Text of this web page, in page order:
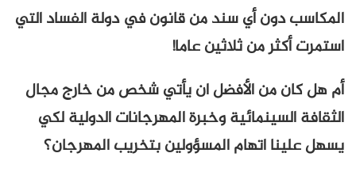
المكاسب دون أي سند من قانون في دولة الفساد التي
استمرت أكثر من ثلاثين عاما!
أم هل كان من الأفضل ان يأتي شخص من خارج مجال
الثقافة السينمائية وخبرة المهرجانات الدولية لكي
يسهل علينا اتهام المسؤولين بتخريب المهرجان؟